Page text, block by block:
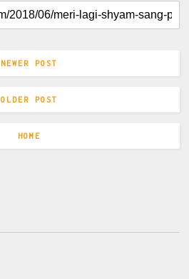
NEWER POST
OLDER POST
HOME